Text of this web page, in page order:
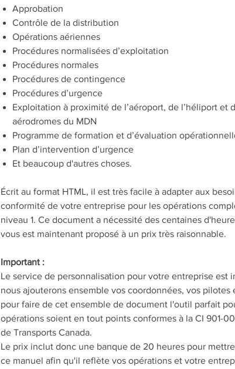
Approbation
Contrôle de la distribution
Opérations aériennes
Procédures normalisées d’exploitation
Procédures normales
Procédures de contingence
Procédures d’urgence
Exploitation à proximité de l’aéroport, de l’héliport et
aérodromes du MDN
Programme de formation et d’évaluation
Plan d’intervention d’urgence
Et beaucoup d'autres choses.
Écrit au format HTML, il est très facile à adapter aux
conformité de votre entreprise pour les opérations
niveau 1. Ce document a nécessité des centaines
vous est maintenant proposé à un prix très raisonnable.
Important :
Le service de personnalisation pour votre entreprise est
nous ajouterons ensemble vos coordonnées, vos pilotes
pour faire de cet ensemble de document l'outil parfait
opérations soient en tout points conformes à la CI 901-
de Transports Canada.
Le prix inclut donc une banque de 20 heures pour
ce manuel afin qu'il reflète vos opérations et votre